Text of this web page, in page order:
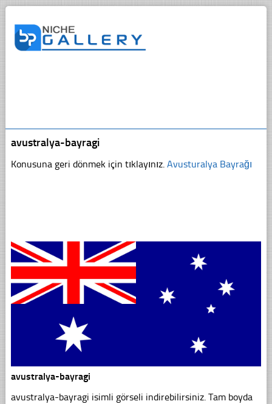
avustralya-bayragi
Konusuna geri dönmek için tıklayınız. Avusturalya Bayrağı
avustralya-bayragi
avustralya-bayragi isimli görseli indirebilirsiniz. Tam boyda